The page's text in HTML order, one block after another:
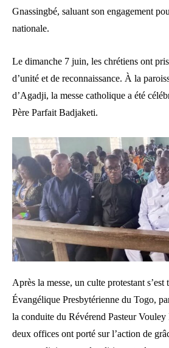
Gnassingbé, saluant son engagement
nationale.
Le dimanche 7 juin, les chrétiens ont
d’unité et de reconnaissance. À la
d’Agadji, la messe catholique a été
Père Parfait Badjaketi.
Après la messe, un culte protestant s’est
Évangélique Presbytérienne du Togo,
la conduite du Révérend Pasteur
deux offices ont porté sur l’action de